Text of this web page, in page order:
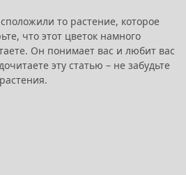
то растение, которое
что этот цветок намного
Он понимает вас и любит вас
эту статью – не забудьте